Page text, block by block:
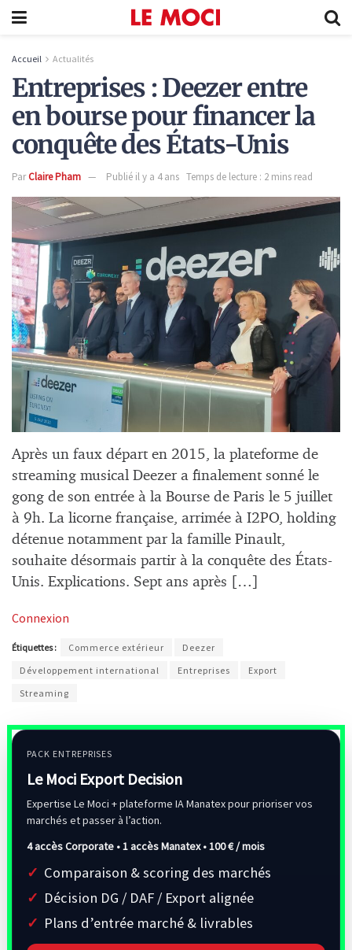
Accueil Actualités
Entreprises : Deezer entre
en bourse pour financer la
conquête des États-Unis
ParClaire Pham Publié il y a 4 ans Temps de lecture : 2 mins read
Après un faux départ en 2015, la plateforme de
streaming musical Deezer a finalement sonné le
gong de son entrée à la Bourse de Paris le 5 juillet
à 9h. La licorne française, arrimée à I2PO, holding
détenue notamment par la famille Pinault,
souhaite désormais partir à la conquête des États-
Unis. Explications. Sept ans après […]
Connexion
Étiquettes : Commerce extérieur
Deezer
Développement international
Entreprises
Export
Streaming
PACK ENTREPRISES
Le Moci Export Decision
Expertise Le Moci + plateforme IA Manatex pour prioriser vos
marchés et passer à l’action.
4 accès Corporate • 1 accès Manatex •100 € / mois
Comparaison & scoring des marchés
Décision DG / DAF / Export alignée
Plans d’entrée marché & livrables